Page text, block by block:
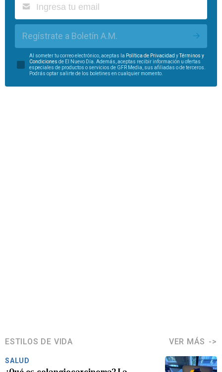
Regístrate a Boletín A.M.
Al someter tu correo electrónico, aceptas la Política de Privacidad yTérminos y
Condiciones de El Nuevo Día. Además, aceptas recibir información u ofertas
especiales de productos o servicios de GFR Media, sus afiliadas o de terceros.
Podrás optar salirte de los boletines en cualquier momento.
ESTILOS DE VIDA VER MÁS
SALUD